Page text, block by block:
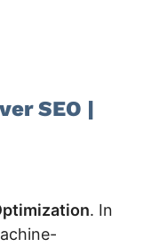
SEO |
. In